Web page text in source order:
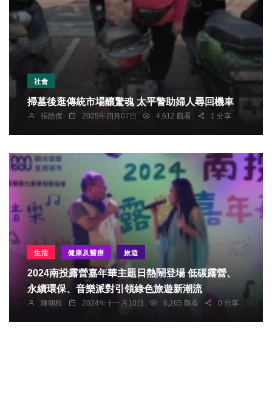
社會
掃墓後逛傳統市場釀驚魂 太平警助婦人尋回機車
張皓傑 2025年四月07日 4,612 觀看 1 分享
生活 健康及醫療 旅遊
2024南投露營嘉年華主題日熱鬧登場 低碳露營、
永續環保、音樂派對引領綠色旅遊新潮流
陳朝枝 2024年十一月10日 6,265 觀看 0 分享